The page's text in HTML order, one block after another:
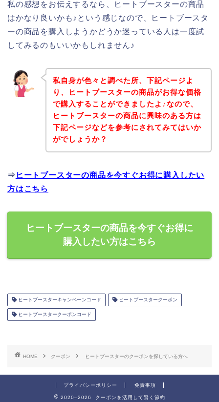
私の感想をお伝えするなら、ヒートブースターの商品
はかなり良いかも♪という感じなので、ヒートブースタ
ーの商品を購入しようかどうか迷っている人は一度試
してみるのもいいかもしれません♪
私自身が色々と調べた所、下記ページよ
り、ヒートブースターの商品がお得な価格
で購入することができましたよ♪なので、
ヒートブースターの商品に興味のある方は
下記ページなどを参考にされてみてはいか
がでしょうか？
⇒ ヒートブースターの商品を今すぐお得に購入したい
方はこちら
ヒートブースターの商品を今すぐお得に
購入したい方はこちら
ヒートブースターキャンペーンコード ヒートブースタークーポン
ヒートブースタークーポンコード
HOME クーポン ヒートブースターのクーポンを探している方へ
プライバシーポリシー 免責事項
2020–2026 クーポンを活用して賢く節約